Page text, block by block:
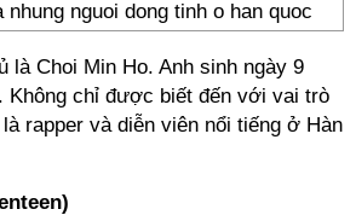
là Choi Min Ho. Anh sinh ngày 9
Không chỉ được biết đến với vai trò
rapper và diễn viên nổi tiếng ở Hàn